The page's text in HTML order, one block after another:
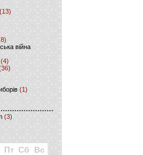
війна
(4)
(1)
(3)
Пт Сб Вс